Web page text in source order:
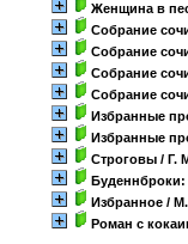
Женщина в
Собрание
Собрание
Собрание
Собрание
Избранные
Избранные
Строговы/ Г.
Буденнброки:
Избранное/ М.
Роман с